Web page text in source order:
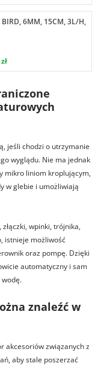
BIRD, 6MM, 15CM, 3L/H,
jeśli chodzi o utrzymanie
wyglądu. Nie ma jednak
mikro liniom kroplującym,
w glebie i umożliwiają
wpinki, trójnika,
istnieje możliwość
oraz pompę. Dzięki
automatyczny i sam
wodę.
znaleźć w
akcesoriów związanych z
aby stale poszerzać